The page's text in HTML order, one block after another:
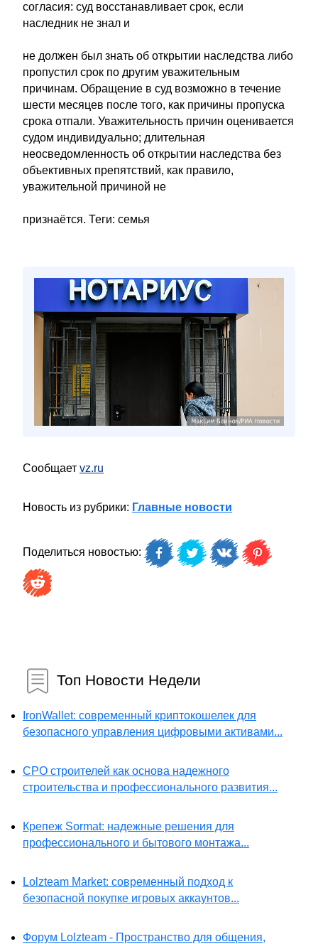
согласия: суд восстанавливает срок, если
наследник не знал и
не должен был знать об открытии наследства либо
пропустил срок по другим уважительным
причинам. Обращение в суд возможно в течение
шести месяцев после того, как причины пропуска
срока отпали. Уважительность причин оценивается
судом индивидуально; длительная
неосведомленность об открытии наследства без
объективных препятствий, как правило,
уважительной причиной не
признаётся. Теги: семья
Сообщает vz.ru
Новость из рубрики: Главные новости
Поделиться новостью:
Топ Новости Недели
IronWallet: современный криптокошелек для
безопасного управления цифровыми активами...
СРО строителей как основа надежного
строительства и профессионального развития...
Крепеж Sormat: надежные решения для
профессионального и бытового монтажа...
Lolzteam Market: современный подход к
безопасной покупке игровых аккаунтов...
Форум Lolzteam - Пространство для общения,